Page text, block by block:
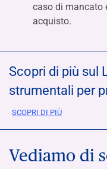
caso di mancato
acquisto.
Scopri di più sul
strumentali per
SCOPRI DI PIÙ
Vediamo di